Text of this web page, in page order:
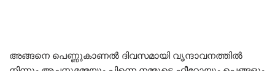
അങ്ങനെ പെണ്ണുകാണൽ ദിവസമായി വൃന്ദാവനത്തിൽ